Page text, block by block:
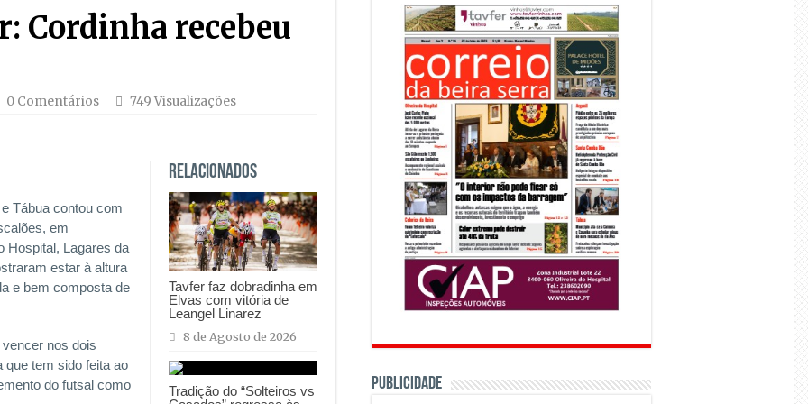
Cordinha recebeu
0 Comentários 749 Visualizações
Relacionados
Tavfer faz dobradinha em
Elvas com vitória de
Leangel Linarez
8 de Agosto de 2026
Tradição do “Solteiros vs
Tábua contou com
em
Hospital, Lagares da
estar à altura
e bem composta de
nos dois
que tem sido feita ao
do futsal como
PUBLICIDADE